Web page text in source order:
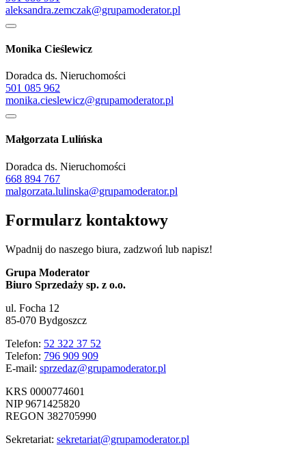
aleksandra.zemczak@grupamoderator.pl
Monika Cieślewicz
Doradca ds. Nieruchomości
501 085 962
monika.cieslewicz@grupamoderator.pl
Małgorzata Lulińska
Doradca ds. Nieruchomości
668 894 767
malgorzata.lulinska@grupamoderator.pl
Formularz kontaktowy
Wpadnij do naszego biura, zadzwoń lub napisz!
Grupa Moderator
Biuro Sprzedaży sp. z o.o.
ul. Focha 12
85-070 Bydgoszcz
Telefon: 52 322 37 52
Telefon: 796 909 909
E-mail: sprzedaz@grupamoderator.pl
KRS 0000774601
NIP 9671425820
REGON 382705990
Sekretariat: sekretariat@grupamoderator.pl